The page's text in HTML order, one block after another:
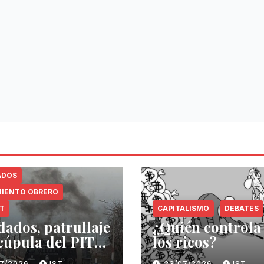
OBRERO
patrullaje
del PIT-
CAPITALISMO DEBATES
¿Quién controla
los ricos?